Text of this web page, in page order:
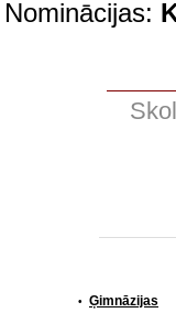
Nominācijas:
• Ģimnāzijas